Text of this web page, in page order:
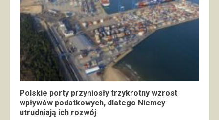
Polskie porty przyniosły trzykrotny wzrost
wpływów podatkowych, dlatego Niemcy
utrudniają ich rozwój